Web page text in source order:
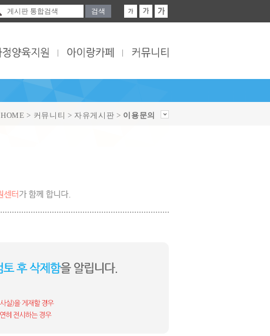
HOME > 커뮤니티 > 자유게시판 > 이용문의